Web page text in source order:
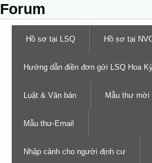
Forum
Hồ sơ tại LSQ Hồ sơ tại
Hướng dẫn điền đơn gửi LSQ Hoa
Luật & Văn bản Mẫu thư mời
Mẫu thư-Email
Nhập cảnh cho người định cư